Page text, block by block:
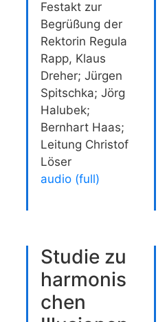
Festakt zur
Begrüßung der
Rektorin Regula
Rapp, Klaus
Dreher; Jürgen
Spitschka; Jörg
Halubek;
Bernhart Haas;
Leitung Christof
Löser
audio (full)
Studie zu
harmonis
chen